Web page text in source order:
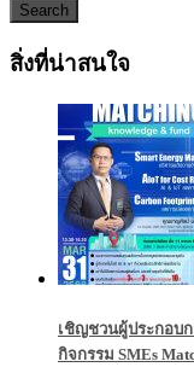
Search
สิ่งที่น่าสนใจ
เชิญชวนผู้ประกอบก
กิจกรรม SMEs